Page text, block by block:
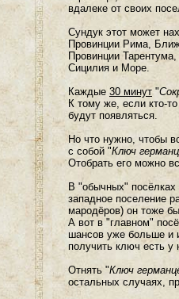
вдалеке от своих
Сундук этот может
Провинции Рима,
Провинции
Сицилия и Море.
Каждые 30 минут "
К тому же, если кто-
будут появляться.
Но что нужно, чтобы
с собой "Ключ
Отобрать его можно
В "обычных"
западное поселение
мародёров) он тоже
А вот в "главном"
шансов уже больше и
получить ключ есть у
Отнять "Ключ
остальных случаях,